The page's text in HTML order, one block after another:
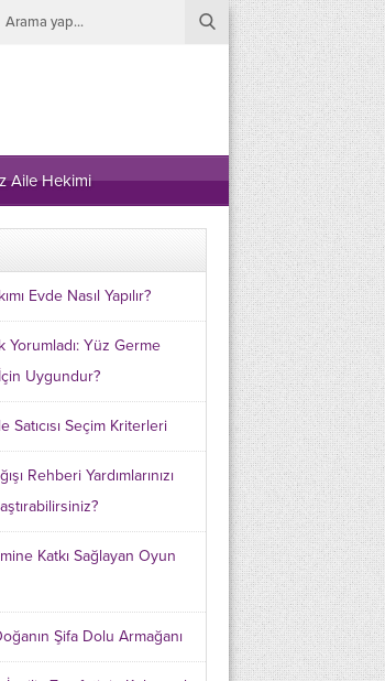
Aile Hekimi
Evde Nasıl Yapılır?
Yorumladı: Yüz Germe
Uygundur?
Satıcısı Seçim Kriterleri
Rehberi Yardımlarınızı
Katkı Sağlayan Oyun
Şifa Dolu Armağanı